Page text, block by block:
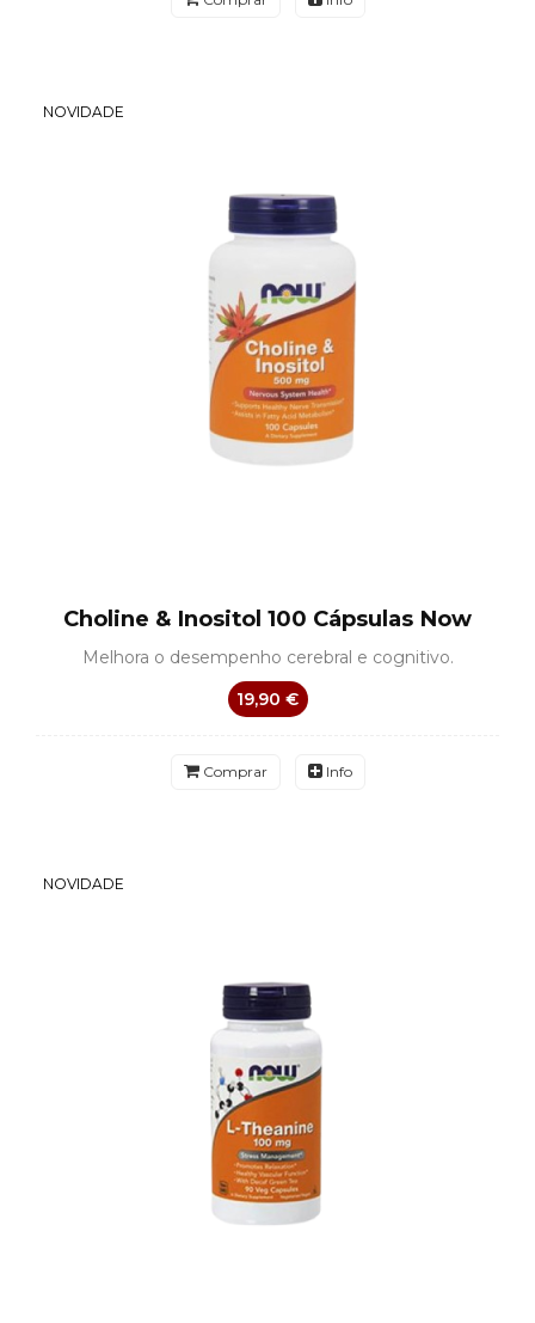
NOVIDADE
Choline & Inositol 100 Cápsulas Now
Melhora o desempenho cerebral e cognitivo.
19,90 €
Comprar Info
NOVIDADE